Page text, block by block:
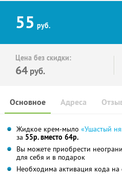
55 руб.
Цена без скидки:
64 руб.
Основное Адреса
Жидкое крем-мыло «Ушастый
за 55р. вместо 64р.
Вы можете приобрести
для себя и в подарок
Необходима активация кода на